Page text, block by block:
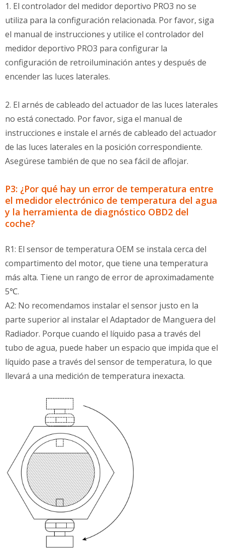
1. El controlador del medidor deportivo PRO3 no se
utiliza para la configuración relacionada. Por favor, siga
el manual de instrucciones y utilice el controlador del
medidor deportivo PRO3 para configurar la
configuración de retroiluminación antes y después de
encender las luces laterales.
2. El arnés de cableado del actuador de las luces laterales
no está conectado. Por favor, siga el manual de
instrucciones e instale el arnés de cableado del actuador
de las luces laterales en la posición correspondiente.
Asegúrese también de que no sea fácil de aflojar.
P3: ¿Por qué hay un error de temperatura entre
el medidor electrónico de temperatura del agua
y la herramienta de diagnóstico OBD2 del
coche?
R1: El sensor de temperatura OEM se instala cerca del
compartimento del motor, que tiene una temperatura
más alta. Tiene un rango de error de aproximadamente
5℃.
A2: No recomendamos instalar el sensor justo en la
parte superior al instalar el Adaptador de Manguera del
Radiador. Porque cuando el líquido pasa a través del
tubo de agua, puede haber un espacio que impida que el
líquido pase a través del sensor de temperatura, lo que
llevará a una medición de temperatura inexacta.